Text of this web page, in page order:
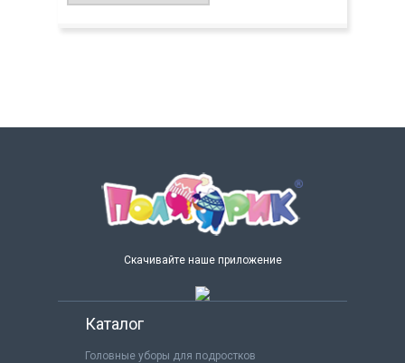
Скачивайте наше приложение
Каталог
Головные уборы для подростков